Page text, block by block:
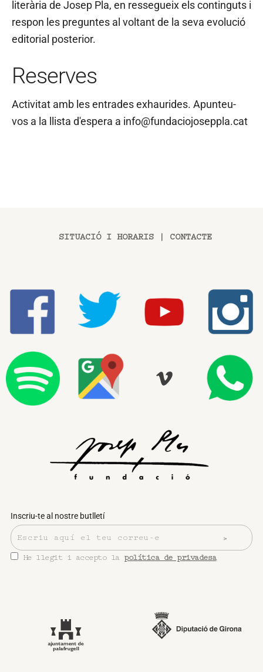
literària de Josep Pla, en ressegueix els continguts i
respon les preguntes al voltant de la seva evolució
editorial posterior.
Reserves
Activitat amb les entrades exhaurides. Apunteu-
vos a la llista d'espera a info@fundaciojoseppla.cat
SITUACIÓ I HORARIS CONTACTE
Inscriu-te al nostre butlletí
He llegit i accepto la política de privadesa